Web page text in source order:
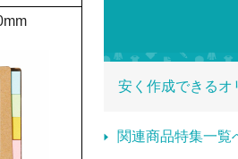
安く作成できるオ
関連商品特集一覧